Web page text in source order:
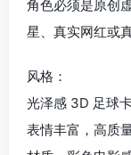
角色必须是原创
星、真实网红或
风格：
光泽感 3D 足球
表情丰富，高质